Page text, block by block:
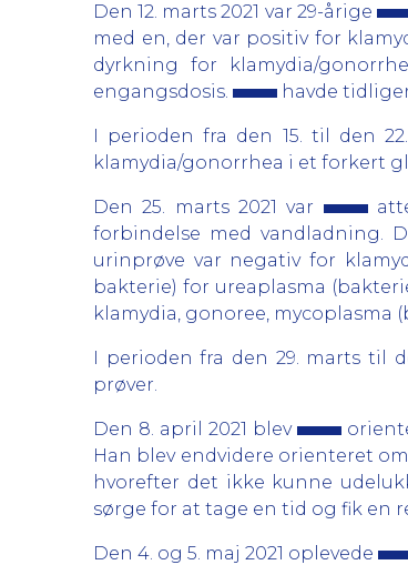
Den 12. marts 2021 var 29-årige
med en, der var positiv for
dyrkning for klamydia/
engangsdosis.
havde
I perioden fra den 15. til den
klamydia/gonorrhea i et forkert
Den 25. marts 2021 var
forbindelse med vandladning.
urinprøve var negativ for
bakterie) for ureaplasma
klamydia, gonoree, mycoplasma
I perioden fra den 29. marts til
prøver.
Den 8. april 2021 blev
Han blev endvidere orienteret
hvorefter det ikke kunne
sørge for at tage en tid og fik en
Den 4. og 5. maj 2021 oplevede